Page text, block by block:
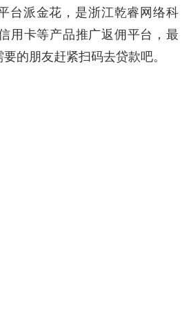
台派金花，是浙江乾睿网络科
用卡等产品推广返佣平台，最
的朋友赶紧扫码去贷款吧。